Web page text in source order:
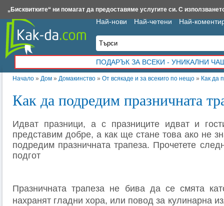
Начало » Дом » Домакинство » От всякаде и за всекиго по нещо » Как да
Как да подредим празничната
Идват празници, а с празниците идват и
представим добре, а как ще стане това ако не
подредим празничната трапеза. Прочетете
подгот
Празничната трапеза не бива да се смята
нахранят гладни хора, или повод за кулинарна
Най-нови Най-четени Най-
ПОДАРЪК ЗА ВСЕКИ - УНИКАЛНИ
Insert.bg Framar.bg Kak-da.com Iztochnik.com BauBau.bg NewAge.bg
„Бисквитките“ ни помагат да предоставяме услугите си. С